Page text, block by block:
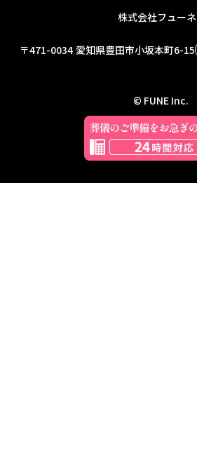
株式会社フューネ
〒471-0034 愛知県豊田市小坂本町6-15
© FUNE Inc.